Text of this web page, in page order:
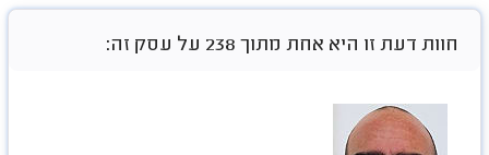
חוות דעת זו היא אחת מתוך 238 על עסק זה: